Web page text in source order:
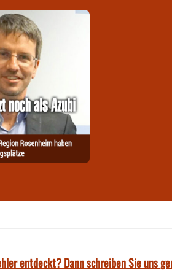
entdeckt? Dann schreiben Sie uns